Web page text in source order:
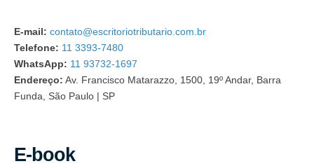
E-mail: contato@escritoriotributario.com.br
Telefone: 11 3393-7480
WhatsApp: 11 93732-1697
Endereço: Av. Francisco Matarazzo, 1500, 19º Andar, Barra
Funda, São Paulo | SP
E-book